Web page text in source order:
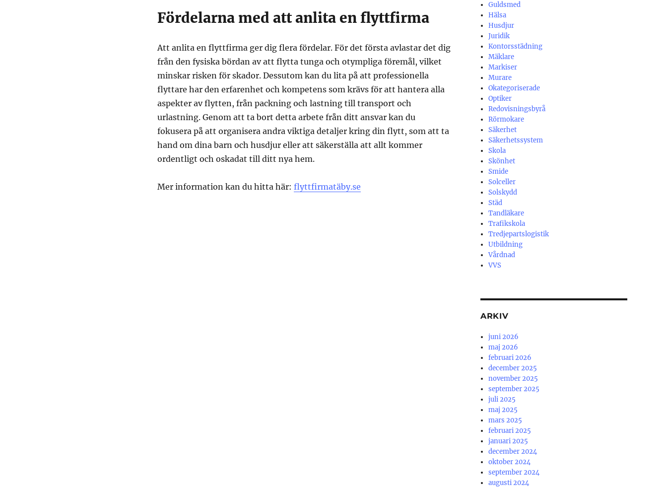
Fördelarna med att anlita en flyttfirma
Att anlita en flyttfirma ger dig flera fördelar. För det första avlastar det dig
från den fysiska bördan av att flytta tunga och otympliga föremål, vilket
minskar risken för skador. Dessutom kan du lita på att professionella
flyttare har den erfarenhet och kompetens som krävs för att hantera alla
aspekter av flytten, från packning och lastning till transport och
urlastning. Genom att ta bort detta arbete från ditt ansvar kan du
fokusera på att organisera andra viktiga detaljer kring din flytt, som att ta
hand om dina barn och husdjur eller att säkerställa att allt kommer
ordentligt och oskadat till ditt nya hem.
Mer information kan du hitta här: flyttfirmatäby.se
Guldsmed
Hälsa
Husdjur
Juridik
Kontorsstädning
Mäklare
Markiser
Murare
Okategoriserade
Optiker
Redovisningsbyrå
Rörmokare
Säkerhet
Säkerhetssystem
Skola
Skönhet
Smide
Solceller
Solskydd
Städ
Tandläkare
Trafikskola
Tredjepartslogistik
Utbildning
Vårdnad
VVS
ARKIV
juni 2026
maj 2026
februari 2026
december 2025
november 2025
september 2025
juli 2025
maj 2025
mars 2025
februari 2025
januari 2025
december 2024
oktober 2024
september 2024
augusti 2024